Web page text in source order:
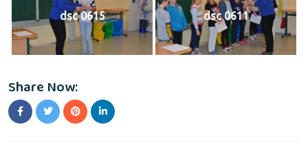
dsc 0615 dsc 0611
Share Now: